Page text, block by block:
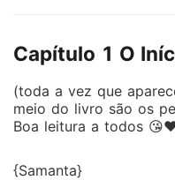
Capítulo 1 O
(toda a vez que
meio do livro são os
Boa leitura a todos
{Samanta}